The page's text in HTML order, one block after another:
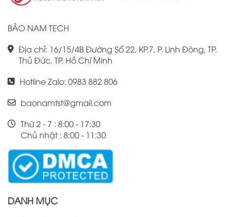
BẢO NAM TECH
Địa chỉ: 16/15/4B Đường Số 22, KP.7, P. Linh Đông, TP.
Thủ Đức, TP. Hồ Chí Minh
Hotline Zalo: 0983 882 806
baonamtst@gmail.com
Thứ 2 - 7 : 8:00 - 17:30
Chủ nhật : 8:00 - 11:30
DANH MỤC